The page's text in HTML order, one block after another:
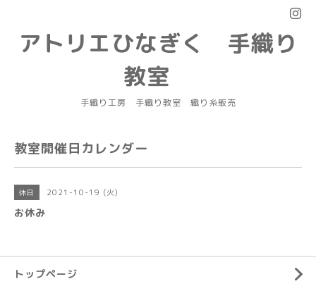
アトリエひなぎく 手織り
教室
手織り工房 手織り教室 織り糸販売
教室開催日カレンダー
休日 2021-10-19 (火)
お休み
トップページ